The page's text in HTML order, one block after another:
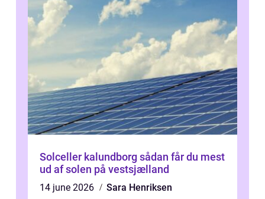
Solceller kalundborg sådan får du mest
ud af solen på vestsjælland
14 june 2026
Sara Henriksen